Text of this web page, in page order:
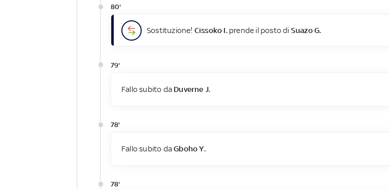
80'
Sostituzione! Cissoko I.prende il posto di Suazo G.
79'
Fallo subito da Duverne J.
78'
Fallo subito daGboho Y.
78'